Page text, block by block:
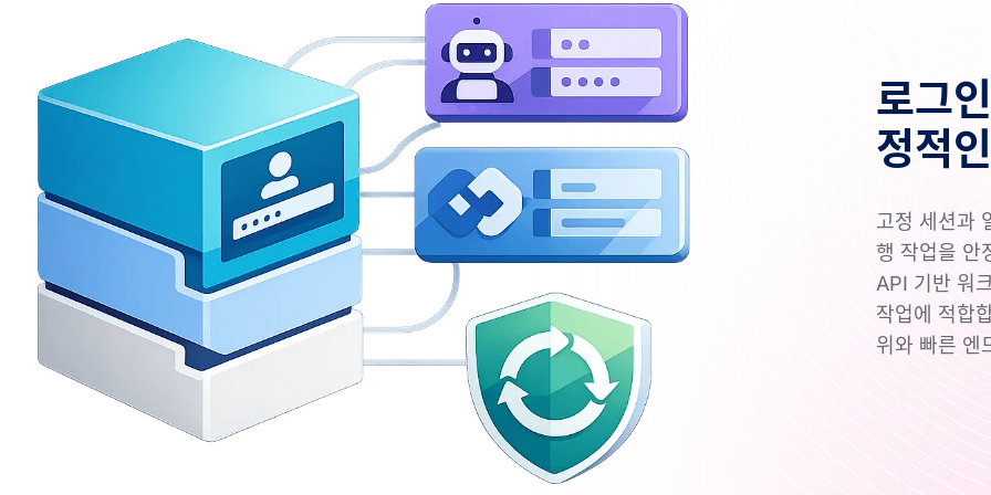
로그
정적
고정 세션과
행 작업을 안
API 기반 워
작업에 적합
위와 빠른 엔